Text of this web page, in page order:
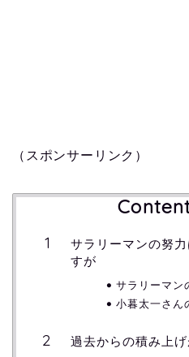
（スポンサーリンク）
サラリーマンの努
すが
サラリーマン
小暮太一さん
過去からの積み上